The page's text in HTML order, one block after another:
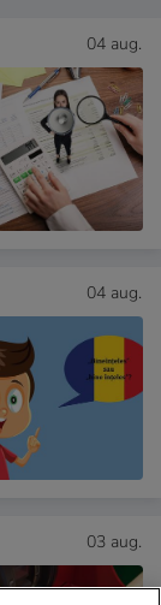
04 aug.
04 aug.
03 aug.